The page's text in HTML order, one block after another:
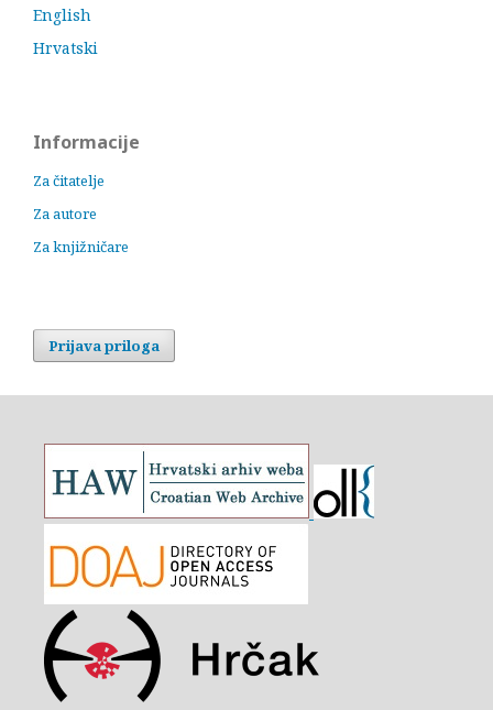
English
Hrvatski
Informacije
Za čitatelje
Za autore
Za knjižničare
Prijava priloga